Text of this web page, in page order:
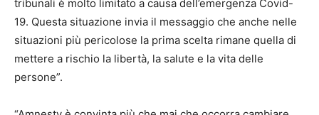
tribunali è molto limitato a causa dell’emergenza Covid-
19. Questa situazione invia il messaggio che anche nelle
situazioni più pericolose la prima scelta rimane quella di
mettere a rischio la libertà, la salute e la vita delle
persone”.